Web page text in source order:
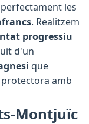
les
. Realitzem
progressiu
d'un
que
amb
Montjuïc